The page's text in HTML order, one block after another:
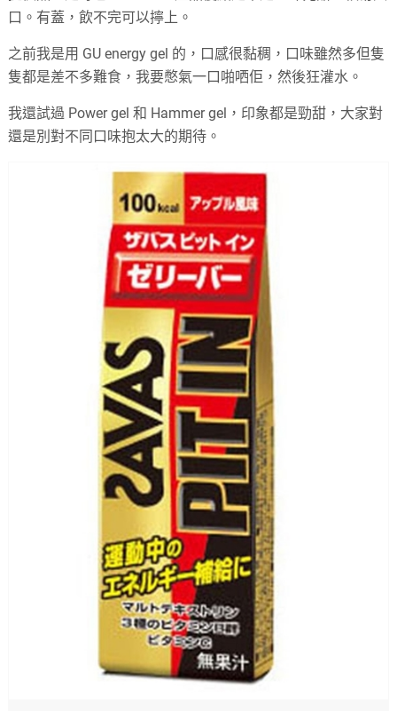
口。有蓋，飲不完可以擰上。
之前我是用 GU energy gel 的，口感很黏稠，口味雖然多但隻
隻都是差不多難食，我要憋氣一口啪哂佢，然後狂灌水。
我還試過 Power gel 和 Hammer gel，印象都是勁甜，大家對
還是別對不同口味抱太大的期待。